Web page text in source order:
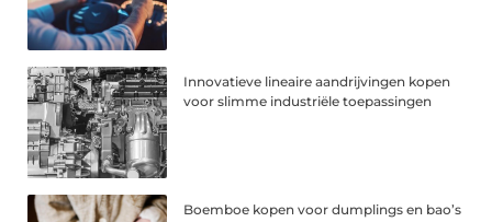
Innovatieve lineaire aandrijvingen kopen
voor slimme industriële toepassingen
Boemboe kopen voor dumplings en bao’s